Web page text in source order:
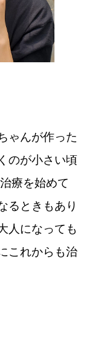
ゃんが作った
のが小さい頃
療を始めて
るときもあり
人になっても
これからも治